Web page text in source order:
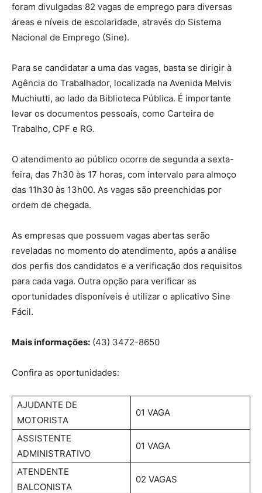
foram divulgadas 82 vagas de emprego para diversas
áreas e níveis de escolaridade, através do Sistema
Nacional de Emprego (Sine).
Para se candidatar a uma das vagas, basta se dirigir à
Agência do Trabalhador, localizada na Avenida Melvis
Muchiutti, ao lado da Biblioteca Pública. É importante
levar os documentos pessoais, como Carteira de
Trabalho, CPF e RG.
O atendimento ao público ocorre de segunda a sexta-
feira, das 7h30 às 17 horas, com intervalo para almoço
das 11h30 às 13h00. As vagas são preenchidas por
ordem de chegada.
As empresas que possuem vagas abertas serão
reveladas no momento do atendimento, após a análise
dos perfis dos candidatos e a verificação dos requisitos
para cada vaga. Outra opção para verificar as
oportunidades disponíveis é utilizar o aplicativo Sine
Fácil.
Mais informações: (43) 3472-8650
Confira as oportunidades:
AJUDANTE DE
MOTORISTA
01 VAGA
ASSISTENTE
ADMINISTRATIVO
01 VAGA
ATENDENTE
BALCONISTA
02 VAGAS